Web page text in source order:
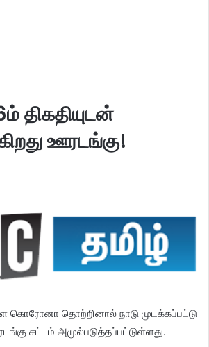
திகதியுடன்
ஊரடங்கு!
கொரோனா தொற்றினால் நாடு முடக்கப்பட்டு
சட்டம் அமுல்படுத்தப்பட்டுள்ளது.